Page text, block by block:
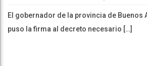
El gobernador de la provincia de Buenos
puso la firma al decreto necesario […]